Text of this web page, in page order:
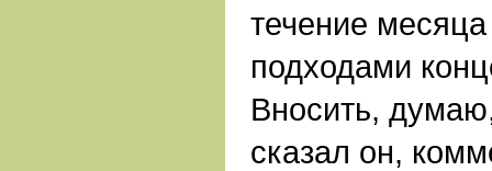
течение
подходами
Вносить,
сказал он,